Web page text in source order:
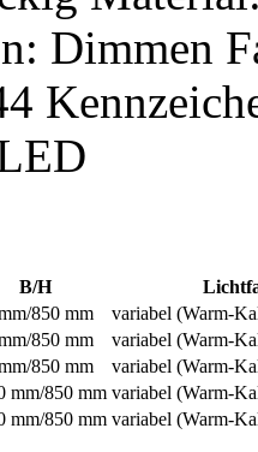
Dimmen
B/H
850 mm
variabel (Warm-
850 mm
variabel (Warm-
850 mm
variabel (Warm-
mm/850 mm variabel (Warm-
mm/850 mm variabel (Warm-